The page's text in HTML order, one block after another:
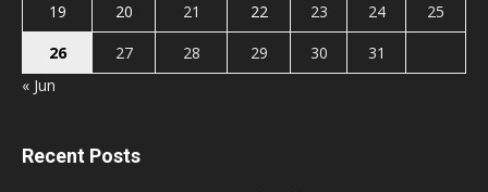
19
20 21 22 23 24
25
26
27 28 29 30
31
« Jun
Recent Posts